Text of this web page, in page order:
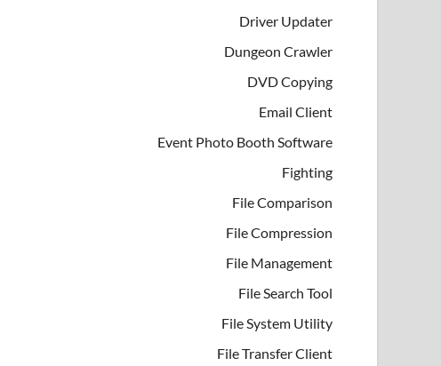
Driver Updater
Dungeon Crawler
DVD Copying
Email Client
Event Photo Booth Software
Fighting
File Comparison
File Compression
File Management
File Search Tool
File System Utility
File Transfer Client